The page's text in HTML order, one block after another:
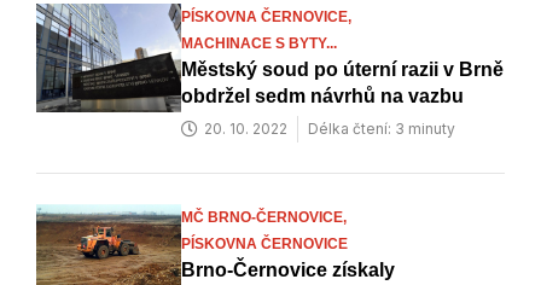
PÍSKOVNA ČERNOVICE,
MACHINACE S BYTY...
Městský soud po úterní razii v Brně
obdržel sedm návrhů na vazbu
20. 10. 2022 Délka čtení: 3 minuty
MČ BRNO-ČERNOVICE,
PÍSKOVNA ČERNOVICE
Brno-Černovice získaly